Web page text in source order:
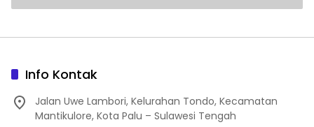
Info Kontak
Jalan Uwe Lambori, Kelurahan Tondo, Kecamatan
Mantikulore, Kota Palu – Sulawesi Tengah